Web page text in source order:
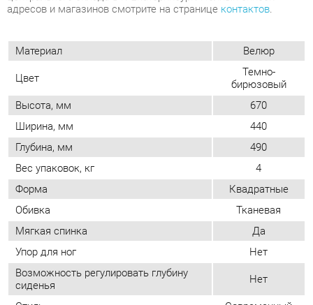
Высота, мм
670
Глубина, мм
490
Вес упаковок, кг
4
Форма
Квадратные
Обивка
Тканевая
Мягкая спинка
Да
Упор для ног
Нет
Возможность регулировать глубину
сиденья
Нет
Стиль
Современный
Мягкое сиденье
Да
Съемный чехол
Нет
Возможность регулировать высоту
сиденья Нет